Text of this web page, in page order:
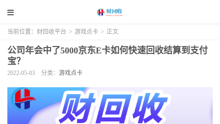
当前位置： 财回收平台 > 游戏点卡 > 正文
公司年会中了5000京东E卡如何快速回收结算到支付
宝？
2022-05-03 分类： 游戏点卡